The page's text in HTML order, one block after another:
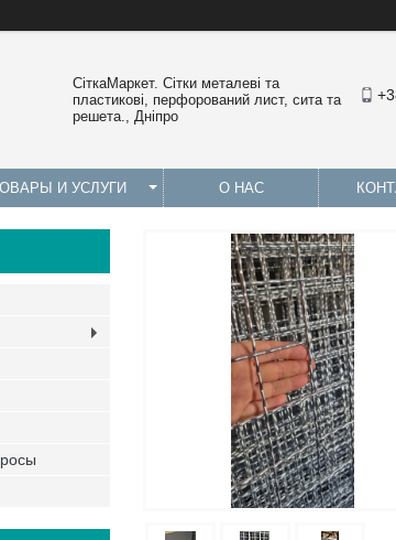
СіткаМаркет. Cітки металеві та
пластикові, перфорований лист, сита та
решета., Дніпро
И УСЛУГИ О НАС